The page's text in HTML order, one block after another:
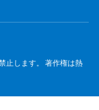
止します。 著作権は熱